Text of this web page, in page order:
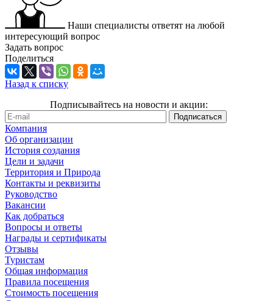
Наши специалисты ответят на любой
интересующий вопрос
Задать вопрос
Поделиться
Назад к списку
Подписывайтесь на новости и акции:
Компания
Об организации
История создания
Цели и задачи
Территория и Природа
Контакты и реквизиты
Руководство
Вакансии
Как добраться
Вопросы и ответы
Награды и сертификаты
Отзывы
Туристам
Общая информация
Правила посещения
Стоимость посещения